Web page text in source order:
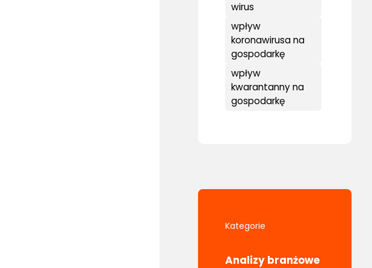
wirus
wpływ
koronawirusa na
gospodarkę
wpływ
kwarantanny na
gospodarkę
Kategorie
Analizy branżowe